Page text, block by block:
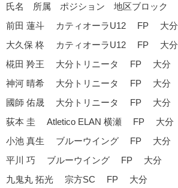
氏名 所属 ポジション 地区ブロック
前田 蓮斗 カティオーラU12 FP 大分
大久保 柊 カティオーラU12 FP 大分
椛田 羚王 大分トリニータ FP 大分
神河 晴希 大分トリニータ FP 大分
國師 佑晟 大分トリニータ FP 大分
荻本 圭 Atletico ELAN 横瀬 FP 大分
小池 真生 ブルーウイング FP 大分
平川 巧 ブルーウイング FP 大分
九鬼丸 拓光 宗方SC FP 大分